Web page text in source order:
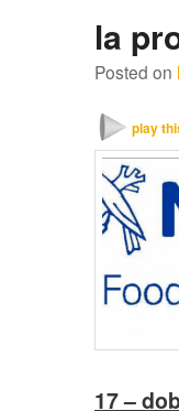
n
v
g
a
la
Posted on
play
17 –